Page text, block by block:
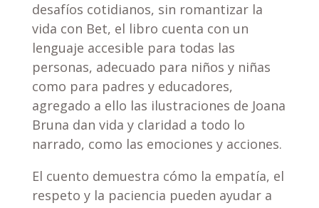
desafíos cotidianos, sin romantizar la
vida con Bet, el libro cuenta con un
lenguaje accesible para todas las
personas, adecuado para niños y niñas
como para padres y educadores,
agregado a ello las ilustraciones de Joana
Bruna dan vida y claridad a todo lo
narrado, como las emociones y acciones.
El cuento demuestra cómo la empatía, el
respeto y la paciencia pueden ayudar a